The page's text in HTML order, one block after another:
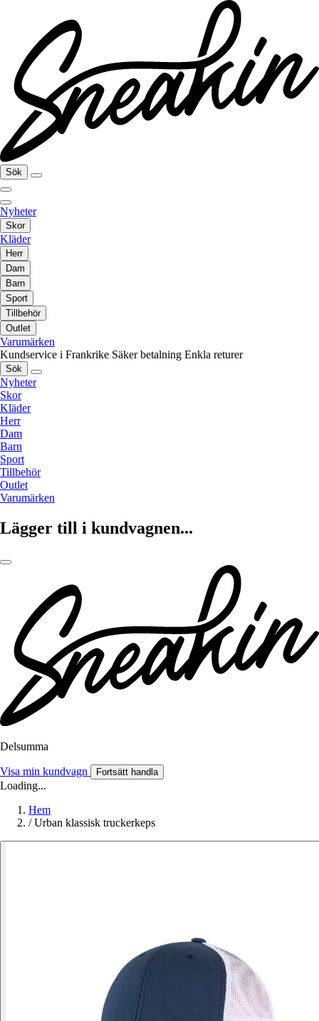
Sök
Nyheter
Skor
Kläder
Herr
Dam
Barn
Sport
Tillbehör
Outlet
Varumärken
Kundservice i Frankrike Säker betalning Enkla returer
Sök
Nyheter
Skor
Kläder
Herr
Dam
Barn
Sport
Tillbehör
Outlet
Varumärken
Lägger till i kundvagnen...
Delsumma
Visa min kundvagn Fortsätt handla
Loading...
Hem
/ Urban klassisk truckerkeps